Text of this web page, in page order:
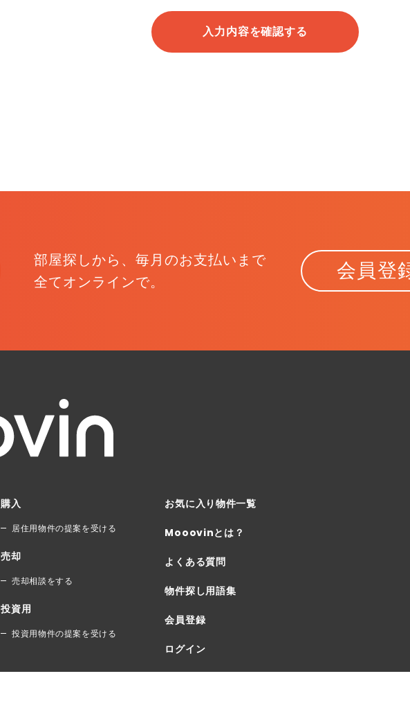
入力内容を確認する
部屋探しから、毎月のお支払いまで
全てオンラインで。
会員登
購入
居住用物件の提案を受ける
売却
売却相談をする
投資用
投資用物件の提案を受ける
お気に入り物件一覧
Mooovinとは？
よくある質問
物件探し用語集
会員登録
ログイン